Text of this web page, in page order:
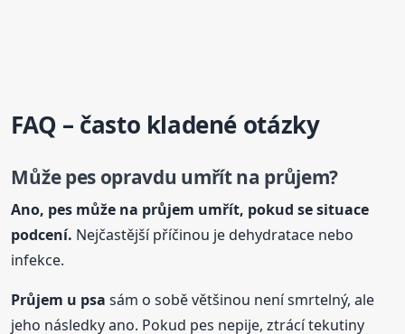
FAQ – často kladené otázky
Může pes opravdu umřít na průjem?
Ano, pes může na průjem umřít, pokud se situace
podcení. Nejčastější příčinou je dehydratace nebo
infekce.
Průjem u psa sám o sobě většinou není smrtelný, ale
jeho následky ano. Pokud pes nepije, ztrácí tekutiny